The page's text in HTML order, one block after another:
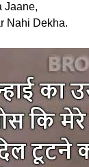
Jaane,
Nahi Dekha.